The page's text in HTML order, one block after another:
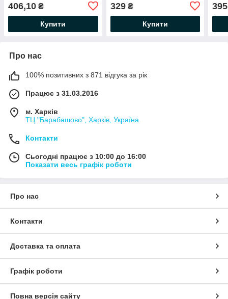
IP20 чорний
406,10 ₴
Купити
329₴
Купити
395
Про нас
100% позитивних з 871 відгука за рік
Працює з 31.03.2016
м. Харків
ТЦ "Барабашово", Харків, Україна
Контакти
Сьогодні працює з 10:00 до 16:00
Показати весь графік роботи
Про нас
Контакти
Доставка та оплата
Графік роботи
Повна версія сайту